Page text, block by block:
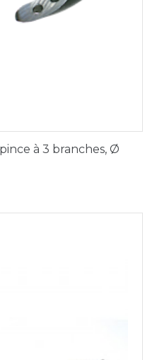
à 3 branches, Ø